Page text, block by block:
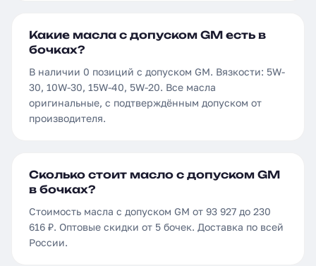
Какие масла с допуском GM есть в
бочках?
В наличии 0 позиций с допуском GM. Вязкости: 5W-
30, 10W-30, 15W-40, 5W-20. Все масла
оригинальные, с подтверждённым допуском от
производителя.
Сколько стоит масло с допуском GM
в бочках?
Стоимость масла с допуском GM от 93 927 до 230
616 ₽. Оптовые скидки от 5 бочек. Доставка по всей
России.